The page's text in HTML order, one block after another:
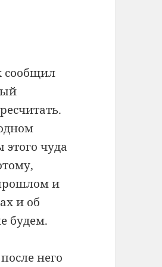
сообщил
чуда
и
и об
будем.
него